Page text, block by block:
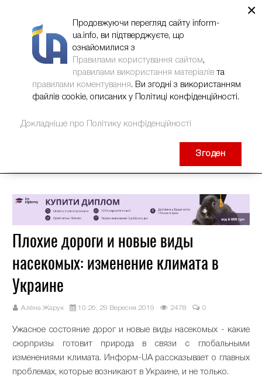
Плохие дороги и новые виды
насекомых: изменение климата в
Украине
Алёна Жарук 10:26, 29 Вересня 2019 2478 0
Ужасное состояние дорог и новые виды насекомых - какие
сюрпризы готовит природа в связи с глобальными
изменениями климата. Информ-UA рассказывает о главных
проблемах, которые возникают в Украине, и не только.
×
Продовжуючи перегляд сайту inform-
ua.info, ви підтверджуєте, що
ознайомилися з
Правилами користування сайтом,
правилами використання матеріалів та
правилами коментування. Ви згодні з використанням
файлів cookie, описаних у Політиці конфіденційності.
Докладніше про Політику конфіденційності
Згоден